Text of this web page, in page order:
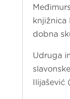
knjižnica
dobna
Udruga